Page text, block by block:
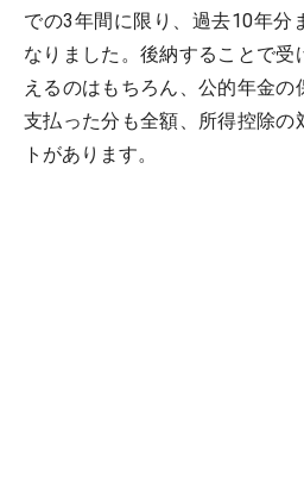
での3年間に限り、過去10年分
なりました。後納することで受
えるのはもちろん、公的年金の
支払った分も全額、所得控除の
トがあります。